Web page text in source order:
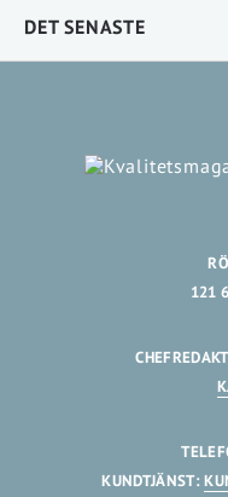
DET SENASTE
121
KUNDTJÄNST: